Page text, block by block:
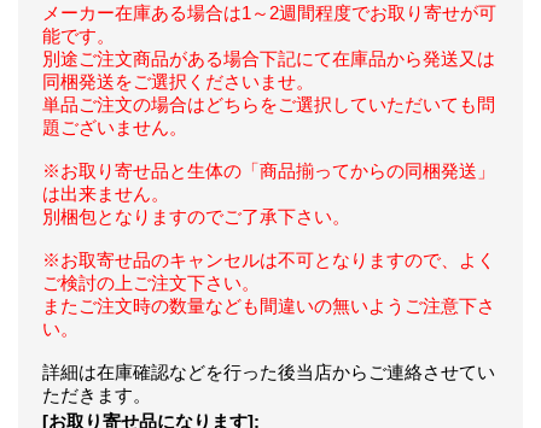
メーカー在庫ある場合は1～2週間程度でお取り寄せが可
能です。
別途ご注文商品がある場合下記にて在庫品から発送又は
同梱発送をご選択くださいませ。
単品ご注文の場合はどちらをご選択していただいても問
題ございません。
※お取り寄せ品と生体の「商品揃ってからの同梱発送」
は出来ません。
別梱包となりますのでご了承下さい。
※お取寄せ品のキャンセルは不可となりますので、よく
ご検討の上ご注文下さい。
またご注文時の数量なども間違いの無いようご注意下さ
い。
詳細は在庫確認などを行った後当店からご連絡させてい
ただきます。
[お取り寄せ品になります]: